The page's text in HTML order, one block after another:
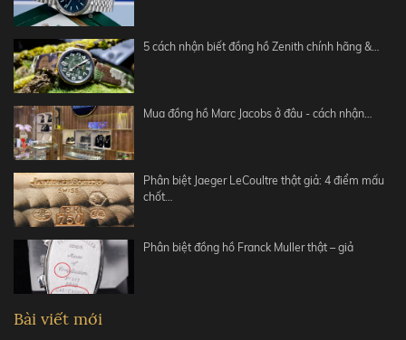
5 cách nhận biết đồng hồ Zenith chính hãng &…
Mua đồng hồ Marc Jacobs ở đâu - cách nhận…
Phân biệt Jaeger LeCoultre thật giả: 4 điểm mấu
chốt…
Phân biệt đồng hồ Franck Muller thật – giả
Bài viết mới